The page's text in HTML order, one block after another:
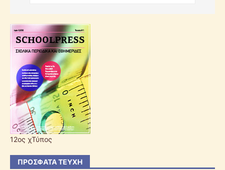
12ος χΤύπος
ΠΡΌΣΦΑΤΑ ΤΕΎΧΗ